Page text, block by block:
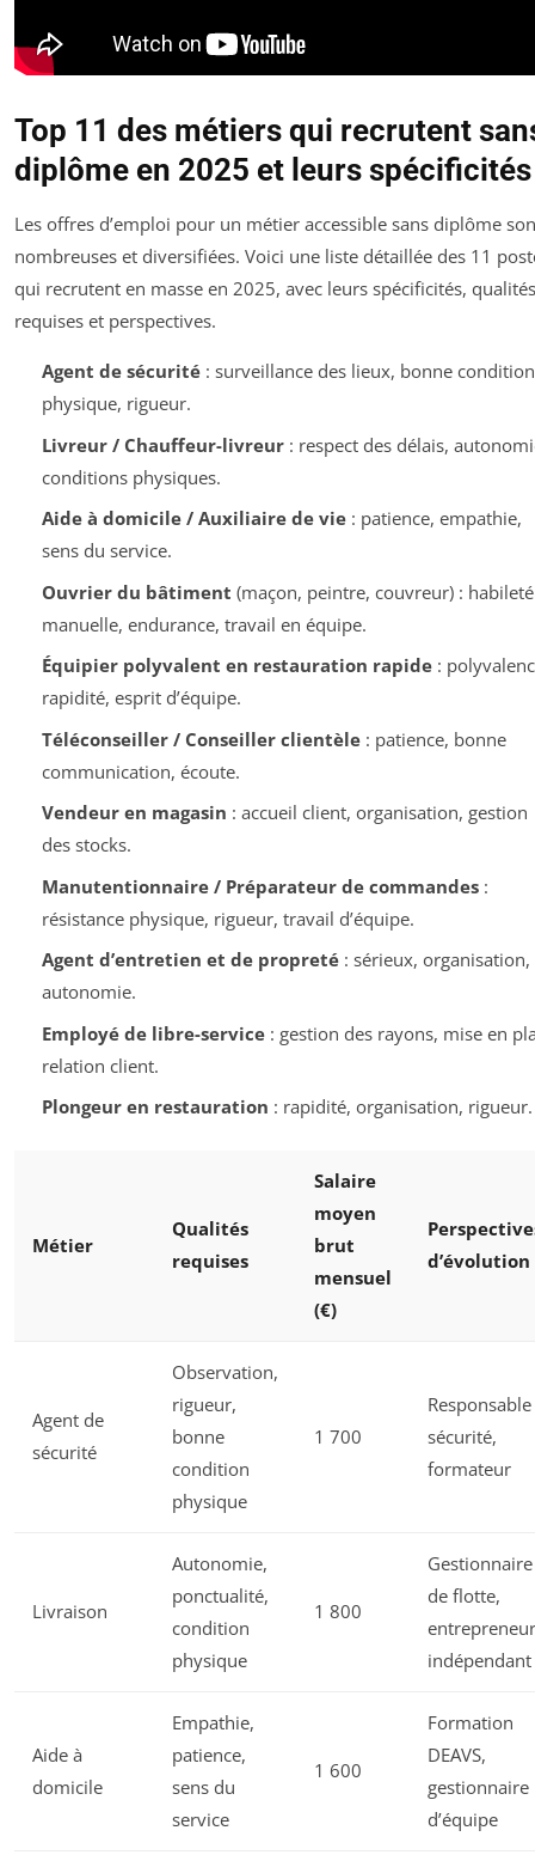
Top 11 des métiers qui recrutent
diplôme en 2025 et leurs spécificités
Les offres d’emploi pour un métier accessible sans diplôme
nombreuses et diversifiées. Voici une liste détaillée des 11
qui recrutent en masse en 2025, avec leurs spécificités, qualités
requises et perspectives.
Agent de sécurité: surveillance des lieux, bonne condition
physique, rigueur.
Livreur / Chauffeur-livreur: respect des délais,
conditions physiques.
Aide à domicile / Auxiliaire de vie: patience, empathie,
sens du service.
Ouvrier du bâtiment (maçon, peintre, couvreur) : habileté
manuelle, endurance, travail en équipe.
Équipier polyvalent en restauration rapide:
rapidité, esprit d’équipe.
Téléconseiller / Conseiller clientèle: patience, bonne
communication, écoute.
Vendeur en magasin : accueil client, organisation, gestion
des stocks.
Manutentionnaire / Préparateur de commandes:
résistance physique, rigueur, travail d’équipe.
Agent d’entretien et de propreté: sérieux, organisation,
autonomie.
Employé de libre-service: gestion des rayons, mise en
relation client.
Plongeur en restauration : rapidité, organisation, rigueur.
Métier
Qualités
requises
Salaire
moyen
brut
mensuel
(€)
d’évolution
Agent de
sécurité
Observation,
rigueur,
bonne
condition
physique
1 700
Responsable
sécurité,
formateur
Livraison
Autonomie,
ponctualité,
condition
physique
1 800
Gestionnaire
de flotte,
entrepreneur
indépendant
Aide à
domicile
Empathie,
patience,
sens du
service
1 600
Formation
DEAVS,
gestionnaire
d’équipe